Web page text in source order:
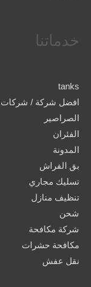
خدماتنا
tanks
افضل شركة / شركات
الصراصير
الفئران
المدونة
بق الفراش
تسليك مجاري
تنظيف منازل
شحن
شركة مكافحة
مكافحة حشرات
نقل عفش